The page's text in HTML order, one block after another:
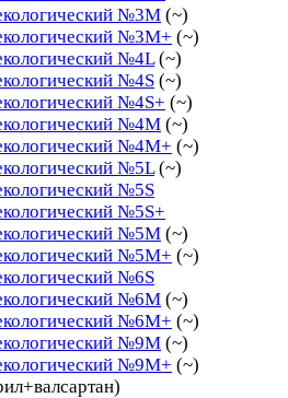
№3М (~)
№3М+ (~)
№4L (~)
№4S (~)
№4S+ (~)
№4М (~)
№4М+ (~)
№5L (~)
№5S
№5S+
№5М (~)
№5М+ (~)
№6S
№6М (~)
№6М+ (~)
№9М (~)
№9М+ (~)